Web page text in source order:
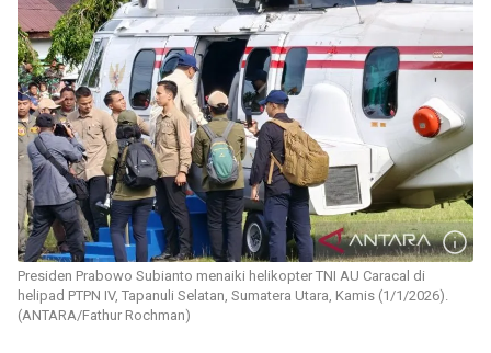
Presiden Prabowo Subianto menaiki helikopter TNI AU Caracal di
helipad PTPN IV, Tapanuli Selatan, Sumatera Utara, Kamis (1/1/2026).
(ANTARA/Fathur Rochman)